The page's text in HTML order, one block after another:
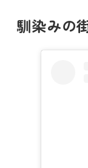
馴染みの